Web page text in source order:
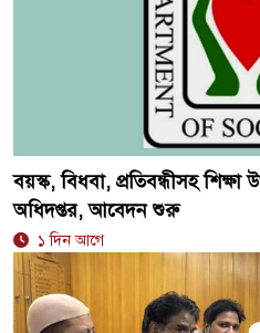
বয়স্ক, বিধবা, প্রতিবন্ধীসহ শিক্ষা
অধিদপ্তর, আবেদন শুরু
১ দিন আগে